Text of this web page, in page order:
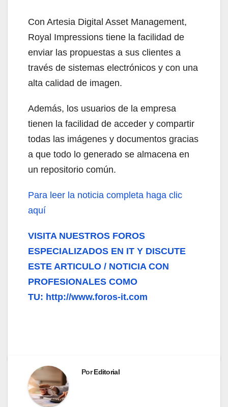
Con Artesia Digital Asset Management,
Royal Impressions tiene la facilidad de
enviar las propuestas a sus clientes a
través de sistemas electrónicos y con una
alta calidad de imagen.
Además, los usuarios de la empresa
tienen la facilidad de acceder y compartir
todas las imágenes y documentos gracias
a que todo lo generado se almacena en
un repositorio común.
Para leer la noticia completa haga clic
aquí
VISITA NUESTROS FOROS
ESPECIALIZADOS EN IT Y DISCUTE
ESTE ARTICULO / NOTICIA CON
PROFESIONALES COMO
TU: http://www.foros-it.com
PorEditorial